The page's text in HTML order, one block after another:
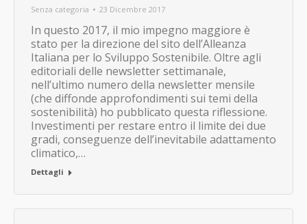
Senza categoria 23 Dicembre 2017
In questo 2017, il mio impegno maggiore è
stato per la direzione del sito dell’Alleanza
Italiana per lo Sviluppo Sostenibile. Oltre agli
editoriali delle newsletter settimanale,
nell’ultimo numero della newsletter mensile
(che diffonde approfondimenti sui temi della
sostenibilità) ho pubblicato questa riflessione.
Investimenti per restare entro il limite dei due
gradi, conseguenze dell’inevitabile adattamento
climatico,…
Dettagli